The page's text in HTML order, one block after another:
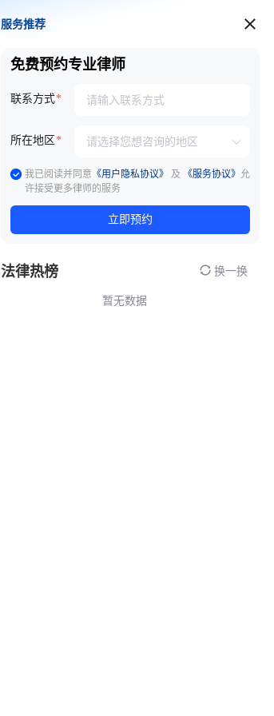
服务推荐
服务推荐
免费预约专业律师
联系方式
所在地区
我已阅读并同意 《用户隐私协议》 及 《服务协议》 允
许接受更多律师的服务
立即预约
法律热榜 换一换
暂无数据